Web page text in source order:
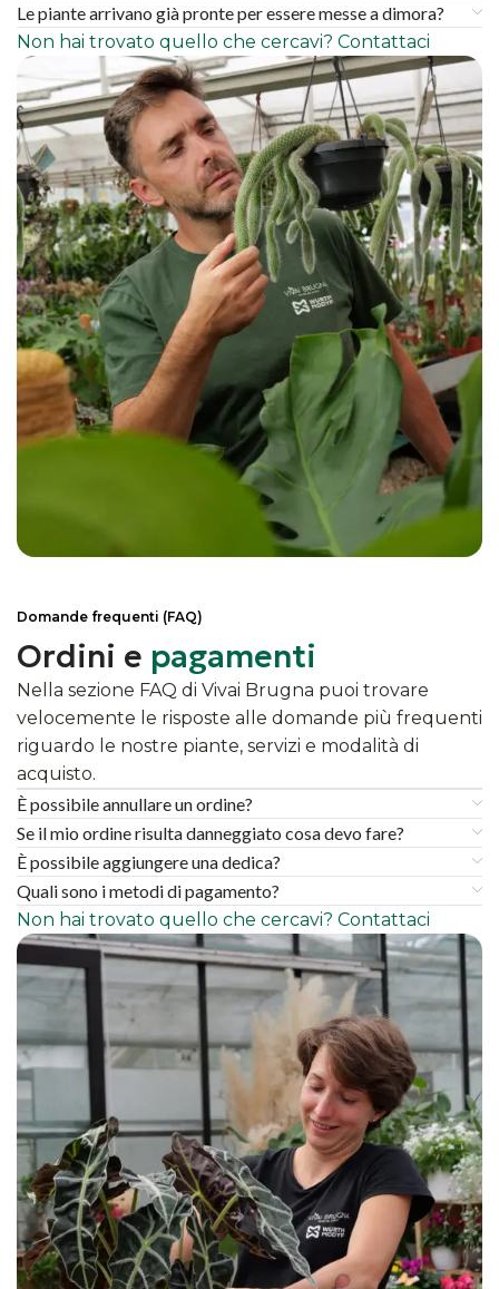
Le piante arrivano già pronte per essere messe a dimora?
Non hai trovato quello che cercavi? Contattaci
Domande frequenti (FAQ)
Ordini e pagamenti
Nella sezione FAQ di Vivai Brugna puoi trovare
velocemente le risposte alle domande più frequenti
riguardo le nostre piante, servizi e modalità di
acquisto.
È possibile annullare un ordine?
Se il mio ordine risulta danneggiato cosa devo fare?
È possibile aggiungere una dedica?
Quali sono i metodi di pagamento?
Non hai trovato quello che cercavi? Contattaci